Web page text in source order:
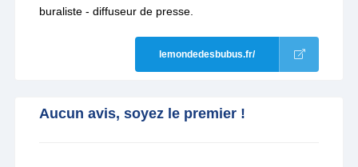
buraliste - diffuseur de presse.
lemondedesbubus.fr/
Aucun avis, soyez le premier !